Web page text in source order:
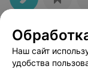
Наш сайт
удобства